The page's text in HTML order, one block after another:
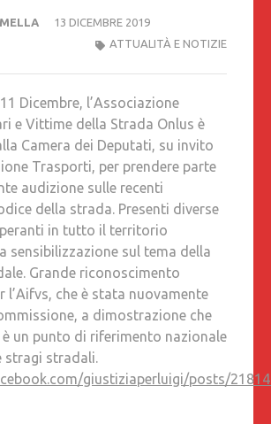
13 DICEMBRE 2019
ATTUALITÀ E NOTIZIE
Dicembre, l’Associazione
e Vittime della Strada Onlus è
Camera dei Deputati, su invito
Trasporti, per prendere parte
audizione sulle recenti
della strada. Presenti diverse
in tutto il territorio
sensibilizzazione sul tema della
Grande riconoscimento
che è stata nuovamente
a dimostrazione che
è un punto di riferimento nazionale
stragi stradali.
giustiziaperluigi/posts/